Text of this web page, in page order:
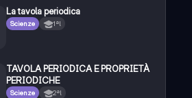
La tavola periodica
Scienze 1ªl
TAVOLA PERIODICA E PROPRIETÀ
PERIODICHE
Scienze 2ªl